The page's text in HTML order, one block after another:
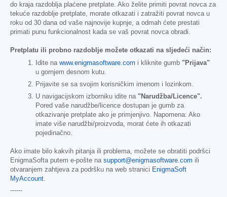
do kraja razdoblja plaćene pretplate. Ako želite primiti povrat novca za
tekuće razdoblje pretplate, morate otkazati i zatražiti povrat novca u
roku od 30 dana od vaše najnovije kupnje, a odmah ćete prestati
primati punu funkcionalnost kada se vaš povrat novca obradi.
Pretplatu ili probno razdoblje možete otkazati na sljedeći način:
Idite na www.enigmasoftware.com i kliknite gumb "Prijava"
u gornjem desnom kutu.
Prijavite se sa svojim korisničkim imenom i lozinkom.
U navigacijskom izborniku idite na "Narudžba/Licence".
Pored vaše narudžbe/licence dostupan je gumb za
otkazivanje pretplate ako je primjenjivo. Napomena: Ako
imate više narudžbi/proizvoda, morat ćete ih otkazati
pojedinačno.
Ako imate bilo kakvih pitanja ili problema, možete se obratiti podršci
EnigmaSofta putem e-pošte na support@enigmasoftware.com ili
otvaranjem zahtjeva za podršku na web stranici EnigmaSoft
MyAccount.
------